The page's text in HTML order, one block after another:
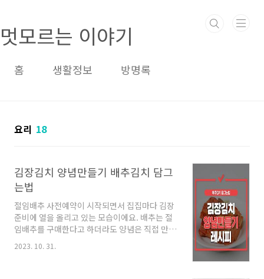
멋모르는 이야기
홈 생활정보 방명록
요리 18
김장김치 양념만들기 배추김치 담그
는법
절임배추 사전예약이 시작되면서 집집마다 김장
준비에 열을 올리고 있는 모습이에요. 배추는 절
임배추를 구매한다고 하더라도 양념은 직접 만들
어서 담그는 집들이 많은 만큼 이번 포스팅에서
는 김장김치 양념만들기 배추김치 담그는법과 함
2023. 10. 31.